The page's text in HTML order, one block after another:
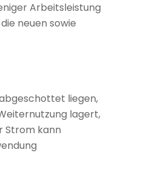
Arbeitsleistung
neuen sowie
liegen,
lagert,
Strom kann